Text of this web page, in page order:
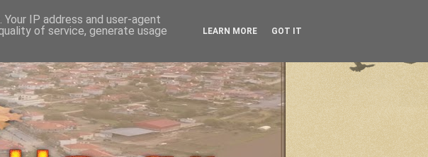
IP address and user-agent
of service, generate usage
LEARN MORE GOT IT